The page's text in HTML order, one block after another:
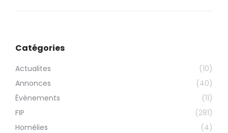
Catégories
Actualites
(10)
Annonces
(40)
Évènements
(11)
FIP
(281)
Homélies
(4)